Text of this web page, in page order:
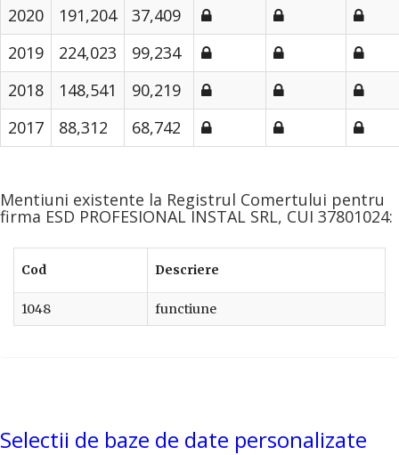
2020
191,204
37,409
2019
224,023
99,234
2018
148,541
90,219
2017
88,312 68,742
Mentiuni existente la Registrul Comertului pentru
firma ESD PROFESIONAL INSTAL SRL, CUI 37801024:
Cod Descriere
1048 functiune
Selectii de baze de date personalizate